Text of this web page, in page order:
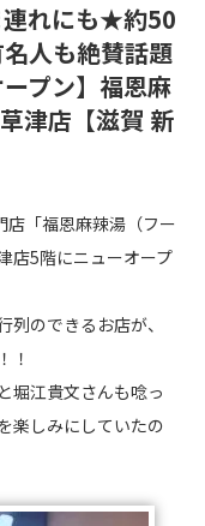
連れにも★約50
人も絶賛話題
プン】福恩麻
津店【滋賀 新
「福恩麻辣湯（フー
店5階にニューオープ
のできるお店が、
！
堀江貴文さんも唸っ
楽しみにしていたの